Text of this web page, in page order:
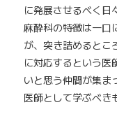
に発展させるべく日
麻酔科の特徴は一口
が、突き詰めるとこ
に対応するという医
いと思う仲間が集ま
医師として学ぶべき